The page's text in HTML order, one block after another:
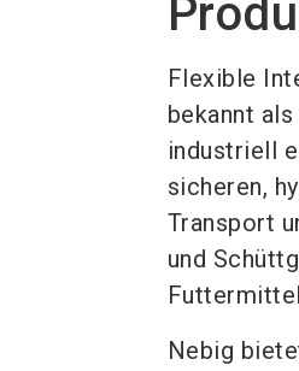
Flexible
bekannt
industriell
sicheren,
Transport
und
Nebig